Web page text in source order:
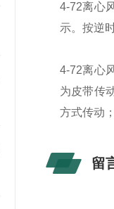
4-72离心
示。按逆
4-72离心
为皮带传
方式传动
留